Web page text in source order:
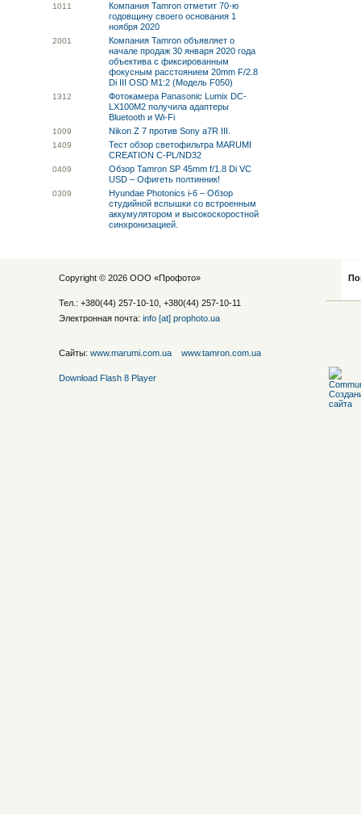
1011
Компания Tamron отметит 70-ю
годовщину своего основания 1
ноября 2020
2001
Компания Tamron объявляет о
начале продаж 30 января 2020 года
объектива с фиксированным
фокусным расстоянием 20mm F/2.8
Di III OSD M1:2 (Модель F050)
1312
Фотокамера Panasonic Lumix DC-
LX100M2 получила адаптеры
Bluetooth и Wi-Fi
1009 Nikon Z 7 против Sony a7R III.
1409
Тест обзор светофильтра MARUMI
CREATION C-PL/ND32
0409
Обзор Tamron SP 45mm f/1.8 Di VC
USD – Офигеть полтинник!
0309
Hyundae Photonics i-6 – Обзор
студийной вспышки со встроенным
аккумулятором и высокоскоростной
синхронизацией.
Copyright © 2026 ООО «Профото»
Тел.: +380(44) 257-10-10, +380(44) 257-10-11
Электронная почта: info [at] prophoto.ua
Сайты: www.marumi.com.ua www.tamron.com.ua
Download Flash 8 Player